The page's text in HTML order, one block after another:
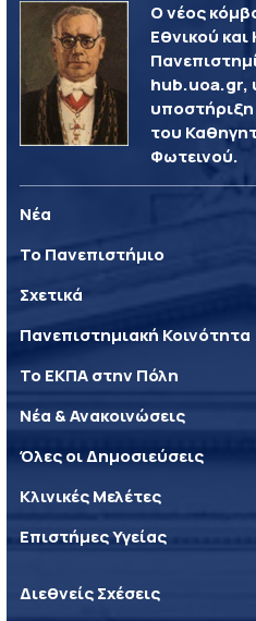
Ο νέος
Εθνικού
hub.uoa.gr,
του
Φωτεινού.
Νέα
Το Πανεπιστήμιο
Σχετικά
Πανεπιστημιακή Κοινότητα
Το ΕΚΠΑ στην Πόλη
Νέα & Ανακοινώσεις
Όλες οι Δημοσιεύσεις
Κλινικές Μελέτες
Επιστήμες Υγείας
Διεθνείς Σχέσεις